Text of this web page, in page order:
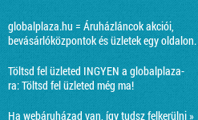
globalplaza.hu = Áruházláncok akciói,
bevásárlóközpontok és üzletek egy oldalon.
Töltsd fel üzleted INGYEN a globalplaza-
ra:Töltsd fel üzleted még ma!
Ha webáruházad van, így tudsz felkerülni »